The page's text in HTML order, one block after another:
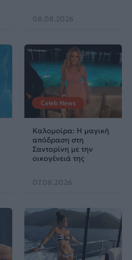
08.08.2026
Celeb News
Καλομοίρα: Η μαγική
απόδραση στη
Σαντορίνη με την
οικογένειά της
07.08.2026